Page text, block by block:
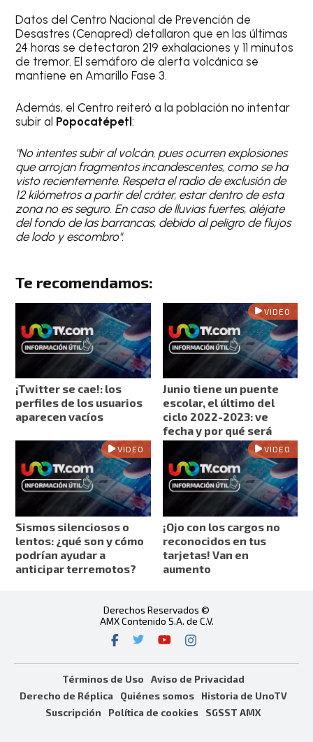
Datos del Centro Nacional de Prevención de
Desastres (Cenapred) detallaron que en las últimas
24 horas se detectaron 219 exhalaciones y 11 minutos
de tremor. El semáforo de alerta volcánica se
mantiene en Amarillo Fase 3.
Además, el Centro reiteró a la población no intentar
subir al Popocatépetl:
"No intentes subir al volcán, pues ocurren explosiones
que arrojan fragmentos incandescentes, como se ha
visto recientemente. Respeta el radio de exclusión de
12 kilómetros a partir del cráter, estar dentro de esta
zona no es seguro. En caso de lluvias fuertes, aléjate
del fondo de las barrancas, debido al peligro de flujos
de lodo y escombro".
Te recomendamos:
¡Twitter se cae!: los
perfiles de los usuarios
aparecen vacíos
VIDEO
Junio tiene un puente
escolar, el último del
ciclo 2022-2023: ve
fecha y por qué será
VIDEO
Sismos silenciosos o
lentos: ¿qué son y cómo
podrían ayudar a
anticipar terremotos?
VIDEO
¡Ojo con los cargos no
reconocidos en tus
tarjetas! Van en
aumento
Derechos Reservados ©
AMX Contenido S.A. de C.V.
Términos de Uso
Aviso de Privacidad
Derecho de Réplica
Quiénes somos
Historia de UnoTV
Suscripción
Política de cookies SGSST AMX